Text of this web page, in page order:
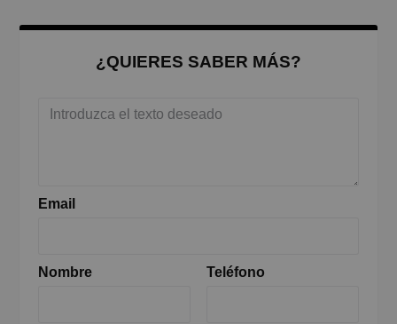
¿QUIERES SABER MÁS?
Email
Nombre Teléfono